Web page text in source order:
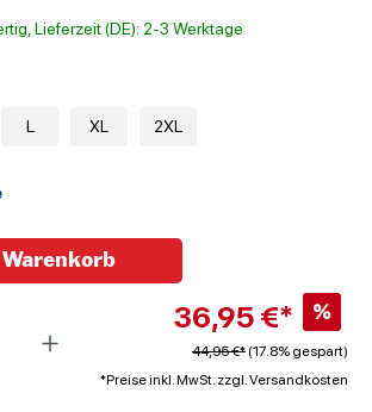
Lieferzeit (DE): 2-3 Werktage
L XL 2XL
36,95 €* %
44,95 €* (17.8% gespart)
*Preise inkl. MwSt. zzgl. Versandkosten
Warenkorb